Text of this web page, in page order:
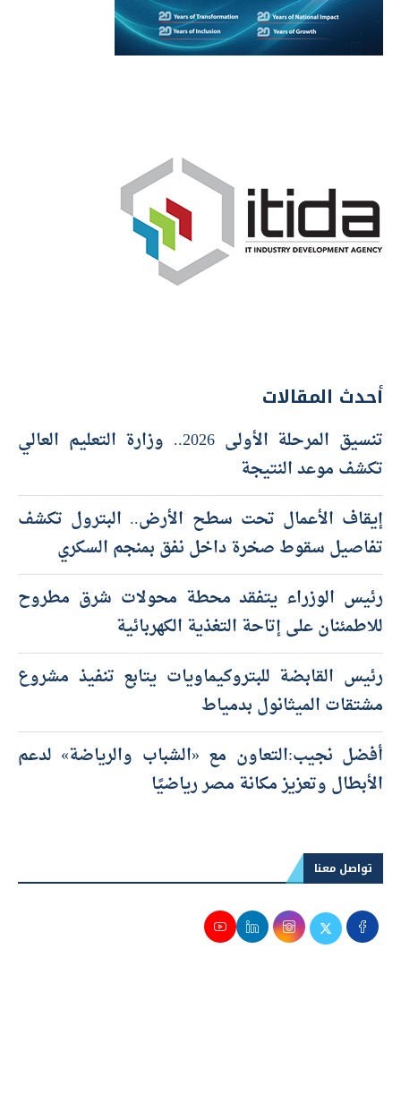
أحدث المقالات
تنسيق المرحلة الأولى 2026.. وزارة التعليم العالي
تكشف موعد النتيجة
إيقاف الأعمال تحت سطح الأرض.. البترول تكشف
تفاصيل سقوط صخرة داخل نفق بمنجم السكري
رئيس الوزراء يتفقد محطة محولات شرق مطروح
للاطمئنان على إتاحة التغذية الكهربائية
رئيس القابضة للبتروكيماويات يتابع تنفيذ مشروع
مشتقات الميثانول بدمياط
أفضل نجيب:التعاون مع «الشباب والرياضة» لدعم
الأبطال وتعزيز مكانة مصر رياضيًا
تواصل معنا